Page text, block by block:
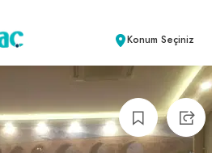
Konum Seçiniz